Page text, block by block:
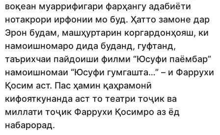
воқеан муаррифигари фарҳангу адабиёти
нотакрори ирфонии мо буд. Ҳатто замоне дар
Эрон будам, машҳуртарин коргардонҳояш, ки
намоишномаро дида буданд, гуфтанд,
таърихчаи пайдоиши филми “Юсуфи паёмбар”
намоишномаи “Юсуфи гумгашта…” – и Фаррухи
Қосим аст. Пас ҳамин қаҳрамонӣ
кифояткунанда аст то театри тоҷик ва
миллати тоҷик Фаррухи Қосимро аз ёд
набарорад.